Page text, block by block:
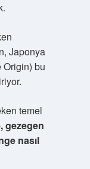
Japonya
bu
temel
gezegen
nasıl